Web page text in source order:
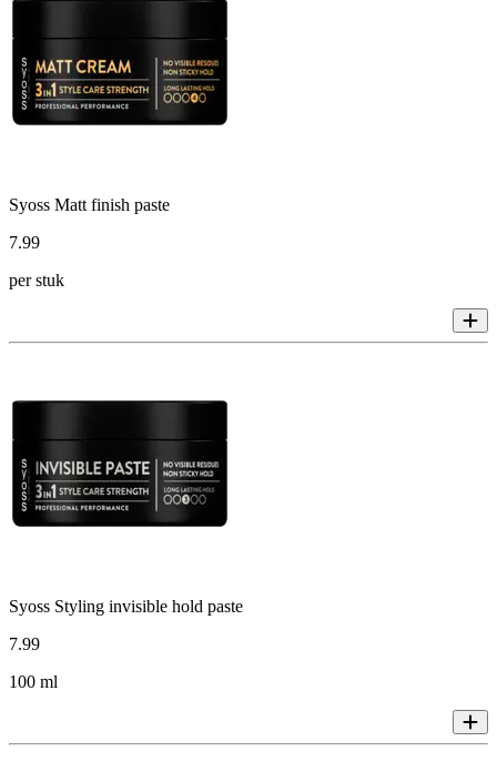
Syoss Matt finish paste
7.99
per stuk
Syoss Styling invisible hold paste
7.99
100 ml